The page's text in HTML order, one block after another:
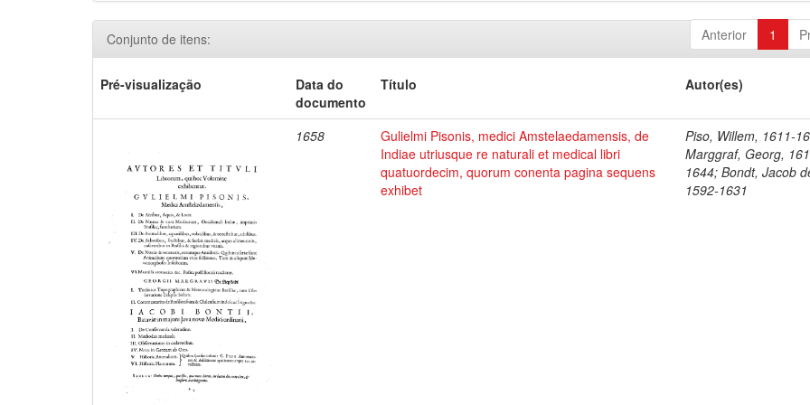
Anterior 1
Conjunto de itens:
Pré-visualização
Data do
documento
Título Autor(es)
1658
Gulielmi Pisonis, medici Amstelaedamensis, de
Indiae utriusque re naturali et medical libri
quatuordecim, quorum conenta pagina sequens
exhibet
Piso, Willem, 1611-
Marggraf, Georg,
1644; Bondt, Jacob
1592-1631